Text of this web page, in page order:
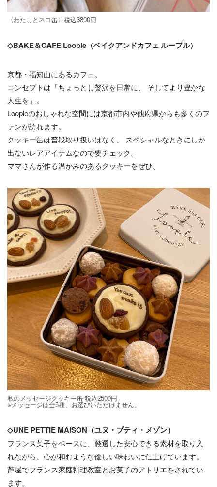
〈わたしとネコ缶〉税込3800円
◇BAKE＆CAFE Loople（ベイクアンドカフェ ループル）
京都・福知山にあるカフェ。
コンセプトは「ちょっとし贅沢を日常に、 そしてより豊かな
人生を」。
Loopleのおしゃれな空間には京都市内や他府県からも多くのフ
ァンが訪れます。
クッキー缶は普段取り扱いはなく、 スペシャルなときにしか
出ないレアアイテムなので要チェック。
ママさんが作る温かみのあるクッキーをぜひ。
私のメッセージクッキー缶 税込2500円
※メッセージは全5種、お選びいただけません。
◇UNE PETTIE MAISON（ユヌ・プティ・メゾン）
フランス菓子をベースに、厳選した安心できる素材を取り入
れながら、心が和むような優しい味わいに仕上げています。
芦屋でフランス家庭料理教室とお菓子のアトリエをされてい
ます。